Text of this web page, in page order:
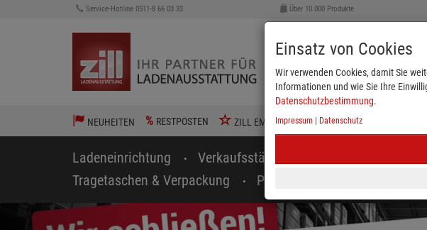
Service-Hotline 0511-8 66 03 33 Über 10.000 Produkte
NEUHEITEN % RESTPOSTEN ZILL EMPFIEHLT
Ladeneinrichtung Verkaufsständer Kleiderbügel &
Tragetaschen & Verpackung
Preisauszeichnung
zurück
Einsatz von Cookies
Wir verwenden Cookies, damit Sie
Informationen und wie Sie Ihre
Datenschutzbestimmung.
Impressum Datenschutz